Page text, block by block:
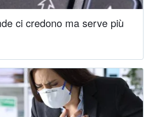
ci credono ma serve più